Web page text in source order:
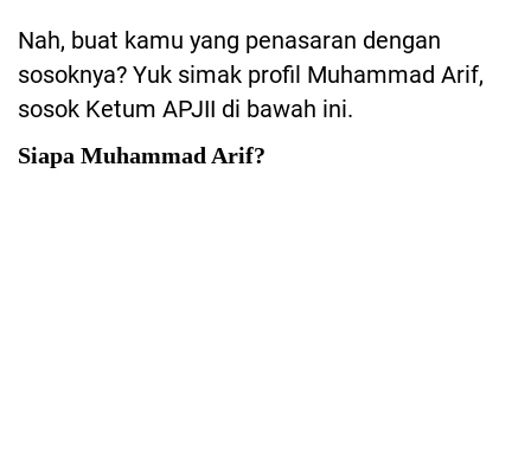
Nah, buat kamu yang penasaran dengan
sosoknya? Yuk simak profil Muhammad Arif,
sosok Ketum APJII di bawah ini.
Siapa Muhammad Arif?